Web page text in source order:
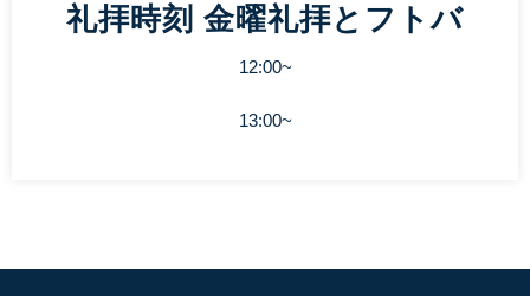
礼拝時刻 金曜礼拝とフトバ
12:00~
13:00~